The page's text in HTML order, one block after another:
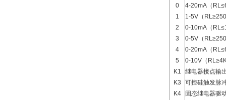
0
1
2
3
4
5
K1
K3
K4
4-20mA（
1-5V（
0-10mA（
0-5V（
0-20mA（
0-10V（
继电器接点输
可控硅触发脉
固态继电器驱